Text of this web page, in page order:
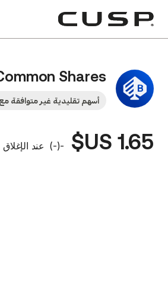
Shares
أسهم تقليدية غير متوافقة
1.65 US$
-
(
-
) عند الإغلاق